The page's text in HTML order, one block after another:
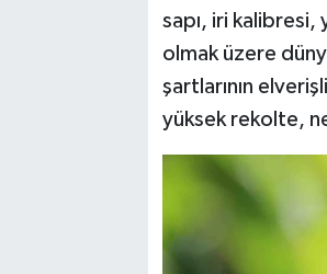
sapı, iri kalibresi,
olmak üzere
şartlarının
yüksek rekolte,